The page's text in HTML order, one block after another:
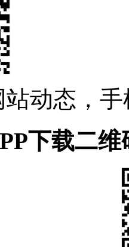
动态，
下载二维